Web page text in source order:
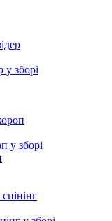
зборі
у зборі